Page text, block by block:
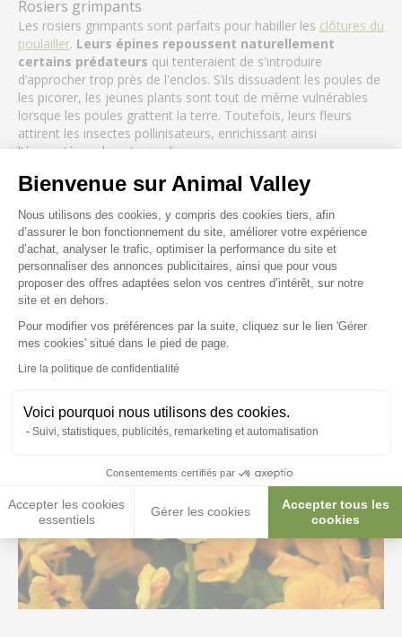
Bienvenue sur Animal Valley
Plateforme de Gestion du
Nous utilisons des cookies, y compris des cookies tiers, afin
d’assurer le bon fonctionnement du site, améliorer votre expérience
d’achat, analyser le trafic, optimiser la performance du site et
personnaliser des annonces publicitaires, ainsi que pour vous
proposer des offres adaptées selon vos centres d’intérêt, sur notre
site et en dehors.
Pour modifier vos préférences par la suite, cliquez sur le lien 'Gérer
mes cookies' situé dans le pied de page.
Lire la politique de confidentialité
Voici pourquoi nous utilisons des cookies.
Suivi, statistiques, publicités, remarketing et automatisation
Consentements certifiés par
Accepter les cookies
essentiels
Gérer les cookies
Accepter tous les
cookies
Axeptio consent
Rosiers grimpants
Les rosiers grimpants sont parfaits pour habiller les clôtures du
poulailler. Leurs épines repoussent naturellement
certains prédateurs qui tenteraient de s'introduire
d’approcher trop près de l'enclos. S’ils dissuadent les poules de
les picorer, les jeunes plants sont tout de même vulnérables
lorsque les poules grattent la terre. Toutefois, leurs fleurs
attirent les insectes pollinisateurs, enrichissant ainsi
l'écosystème de votre jardin.
Capucines
Les capucines orangées ou jaunes sont non seulement
décoratives mais aussi comestibles pour vos poules. Elles ont
également la réputation d'éloigner certains parasites.
Plantes aromatiques
Certaines plantes aromatiques comme la lavande et le romarin
sont excellentes à planter autour du poulailler. Leur parfum
puissant aide à masquer l'odeur du poulailler, ce qui peut
dissuader certains prédateurs guidés par leur odorat. Ces
plantes ont aussi des propriétés répulsives contre les
parasites comme les poux et les puces